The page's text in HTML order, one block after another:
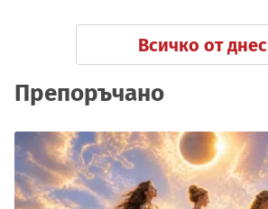
Всичко от днес
Препоръчано